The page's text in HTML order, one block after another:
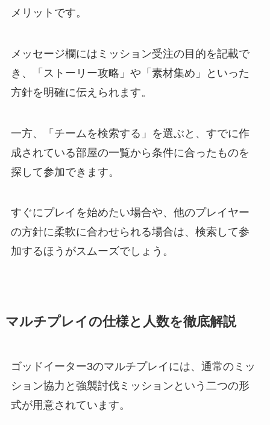
メリットです。
メッセージ欄にはミッション受注の目的を記載で
き、「ストーリー攻略」や「素材集め」といった
方針を明確に伝えられます。
一方、「チームを検索する」を選ぶと、すでに作
成されている部屋の一覧から条件に合ったものを
探して参加できます。
すぐにプレイを始めたい場合や、他のプレイヤー
の方針に柔軟に合わせられる場合は、検索して参
加するほうがスムーズでしょう。
マルチプレイの仕様と人数を徹底解説
ゴッドイーター3のマルチプレイには、通常のミッ
ション協力と強襲討伐ミッションという二つの形
式が用意されています。